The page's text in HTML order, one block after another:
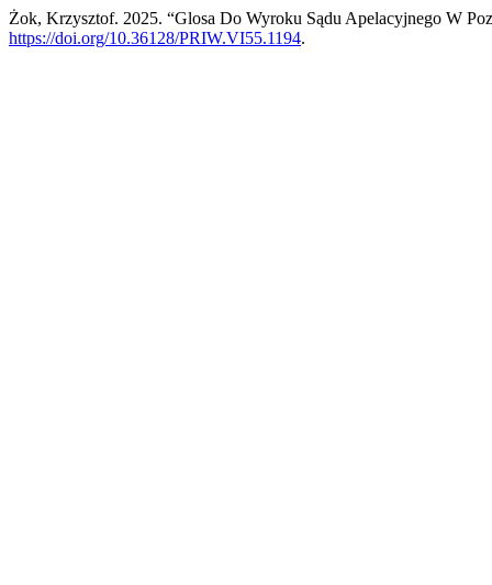
Żok, Krzysztof. 2025. “Glosa Do Wyroku Sądu Apelacyjnego W
https://doi.org/10.36128/PRIW.VI55.1194.